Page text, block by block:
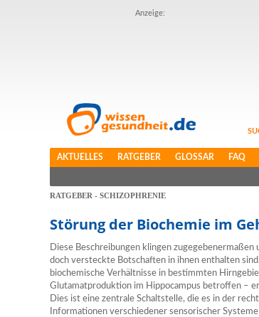
Anzeige:
AKTUELLES RATGEBER GLOSSAR FAQ
RATGEBER - SCHIZOPHRENIE
Störung der Biochemie im
Diese Beschreibungen klingen
doch versteckte Botschaften in ihnen enthalten
biochemische Verhältnisse in bestimmten
Glutamatproduktion im Hippocampus betroffen –
Dies ist eine zentrale Schaltstelle, die es in der
Informationen verschiedener sensorischer